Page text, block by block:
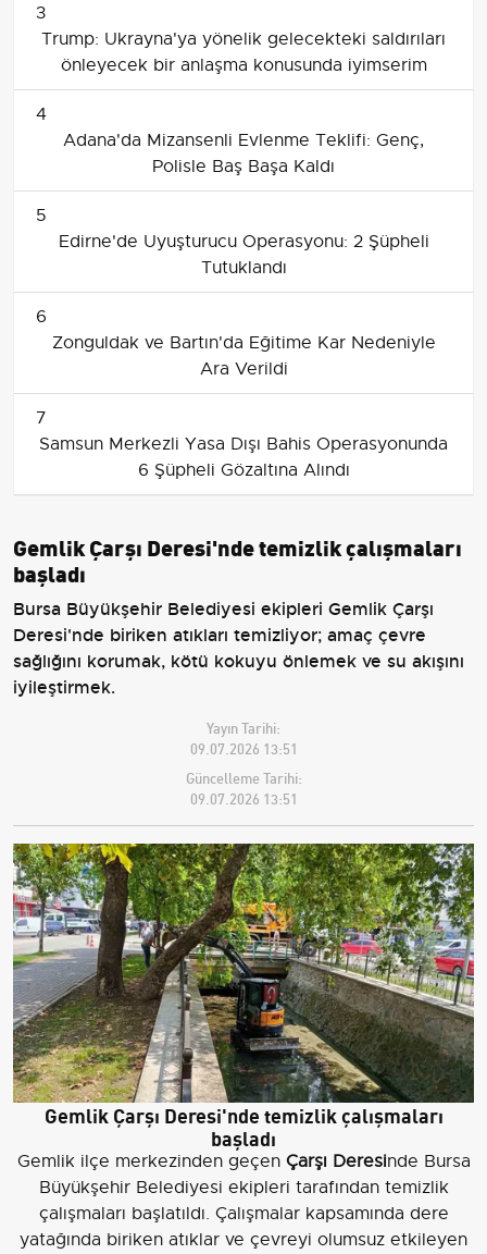
3
Trump: Ukrayna'ya yönelik gelecekteki saldırıları
önleyecek bir anlaşma konusunda iyimserim
4
Adana'da Mizansenli Evlenme Teklifi: Genç,
Polisle Baş Başa Kaldı
5
Edirne'de Uyuşturucu Operasyonu: 2 Şüpheli
Tutuklandı
6
Zonguldak ve Bartın'da Eğitime Kar Nedeniyle
Ara Verildi
7
Samsun Merkezli Yasa Dışı Bahis Operasyonunda
6 Şüpheli Gözaltına Alındı
Gemlik Çarşı Deresi'nde temizlik çalışmaları
başladı
Bursa Büyükşehir Belediyesi ekipleri Gemlik Çarşı
Deresi'nde biriken atıkları temizliyor; amaç çevre
sağlığını korumak, kötü kokuyu önlemek ve su akışını
iyileştirmek.
Yayın Tarihi:
09.07.2026 13:51
Güncelleme Tarihi:
09.07.2026 13:51
Gemlik Çarşı Deresi'nde temizlik çalışmaları
başladı
Gemlik ilçe merkezinden geçen Çarşı Deresinde Bursa
Büyükşehir Belediyesi ekipleri tarafından temizlik
çalışmaları başlatıldı. Çalışmalar kapsamında dere
yatağında biriken atıklar ve çevreyi olumsuz etkileyen